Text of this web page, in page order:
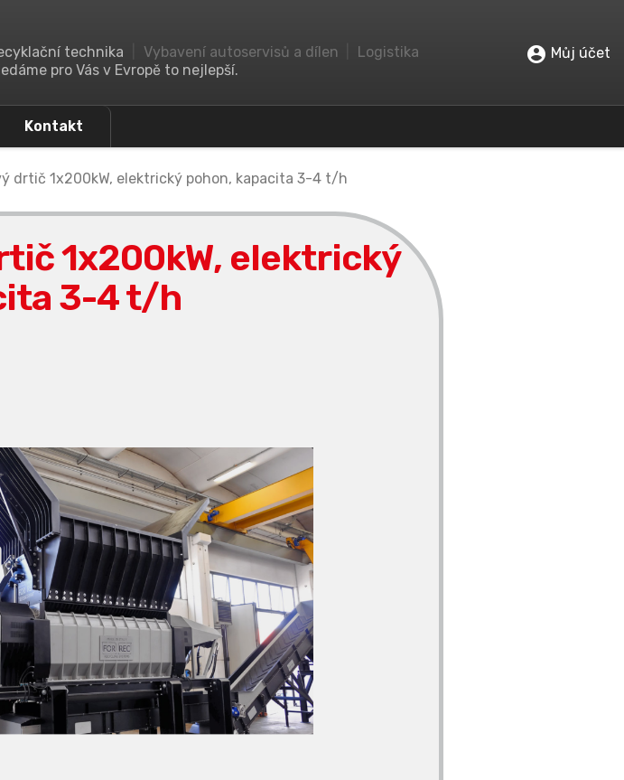
account_circle Můj účet
technika Vybavení autoservisů a dílen
Logistika
pro Vás v Evropě to nejlepší.
Kontakt
drtič 1x200kW, elektrický pohon, kapacita 3-4 t/h
1x200kW, elektrický
3-4 t/h